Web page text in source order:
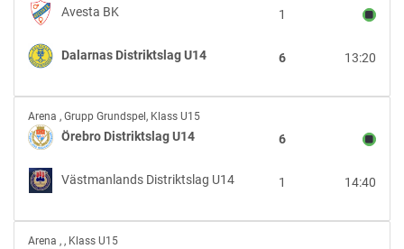
BK
vs
Dalarnas
Distriktslag
Avesta BK 1
Dalarnas Distriktslag U14 13:20
6
Örebro
Distriktslag
U14
vs
Västmanlands
U14
Arena , Grupp Grundspel, Klass U15
Örebro Distriktslag U14 6
Västmanlands Distriktslag U14 14:40
1
Västmanlands
Arena , , Klass U15